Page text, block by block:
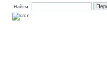
Найти: